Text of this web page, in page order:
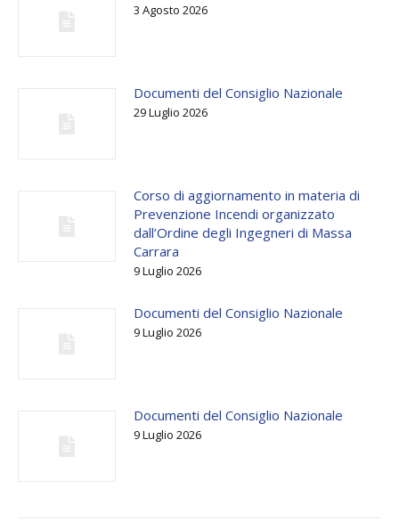
3 Agosto 2026
Documenti del Consiglio Nazionale
29 Luglio 2026
Corso di aggiornamento in materia di
Prevenzione Incendi organizzato
dall’Ordine degli Ingegneri di Massa
Carrara
9 Luglio 2026
Documenti del Consiglio Nazionale
9 Luglio 2026
Documenti del Consiglio Nazionale
9 Luglio 2026